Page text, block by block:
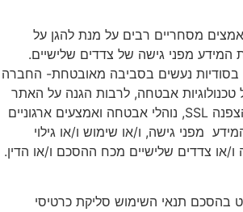
מסחריים רבים על מנת להגן על
מפני גישה של צדדים שלישיים.
בסודיות נעשים בסביבה מאובטחת- החברה
אבטחה, לרבות הגנה על האתר
באמצעות טכנולוגיות הצפנה SSL, נוהלי אבטחה ואמצעים ארגוניים
מפני גישה, ו/או שימוש ו/או גילוי
או צדדים שלישיים מכח ההסכם ו/או הדין.
בהסכם תנאי השימוש סליקת כרטיסי